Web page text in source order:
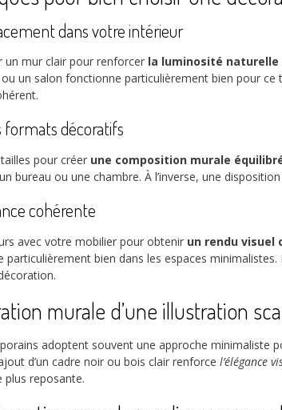
dans votre intérieur
un mur clair pour renforcer la luminosité naturelle
un salon fonctionne particulièrement bien pour
formats décoratifs
pour créer une composition murale
bureau ou une chambre. À l’inverse, une
cohérente
avec votre mobilier pour obtenir un rendu visuel
particulièrement bien dans les espaces
murale d’une illustration
adoptent souvent une approche minimaliste
d’un cadre noir ou bois clair renforce l’élégance
plus reposante.